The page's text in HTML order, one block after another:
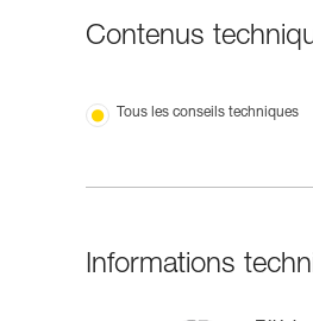
Contenus
Tous les conseils techniques
Informations